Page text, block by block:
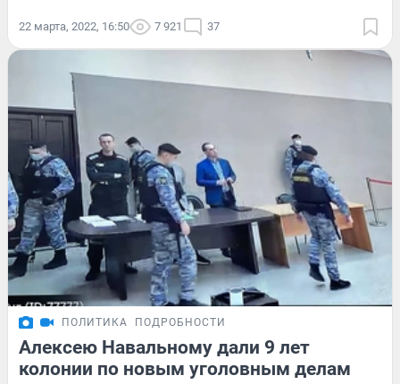
22 марта, 2022, 16:50 7 921 37
ПОЛИТИКА ПОДРОБНОСТИ
Алексею Навальному дали 9 лет
колонии по новым уголовным делам